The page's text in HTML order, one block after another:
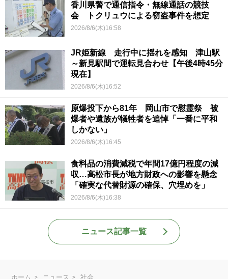
香川県警で通信指令・無線通話の競技
会 トクリュウによる窃盗事件を想定
2026/8/6(木)16:58
JR姫新線 走行中に揺れを感知 津山駅
～新見駅間で運転見合わせ【午後4時45分
現在】
2026/8/6(木)16:52
原爆投下から81年 岡山市で慰霊祭 被
爆者や遺族が犠牲者を追悼「一番に平和
しかない」
2026/8/6(木)16:45
食料品の消費減税で年間17億円程度の減
収…高松市長が地方財政への影響を懸念
「確実な代替財源の確保、穴埋めを」
2026/8/6(木)16:38
ニュース記事一覧
ホーム ニュース
社会